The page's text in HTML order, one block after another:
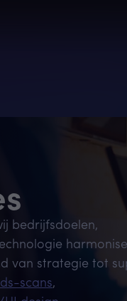
bedrijfsdoelen,
van strategie tot
scans,